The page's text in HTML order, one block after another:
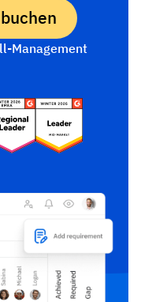
Management